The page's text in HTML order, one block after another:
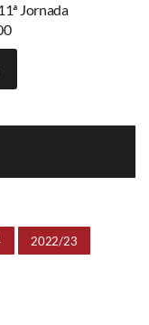
Jornada
2022/23